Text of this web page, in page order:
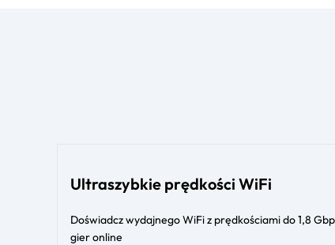
Ultraszybkie prędkości WiFi
Doświadcz wydajnego WiFi z prędkościami do 1,8
gier online